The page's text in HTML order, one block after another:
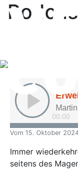
Vom 15. Oktober
Immer
seitens des